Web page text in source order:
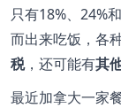
只有18%、24%
而出来吃饭，各
税，还可能有其
最近加拿大一家